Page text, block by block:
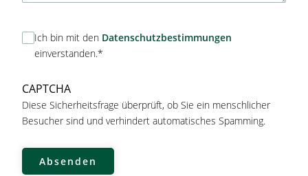
D
e
n
s
h
u
Ich bin mit den Datenschutzbestimmungen
einverstanden.*
CAPTCHA
Diese Sicherheitsfrage überprüft, ob Sie ein menschlicher
Besucher sind und verhindert automatisches Spamming.